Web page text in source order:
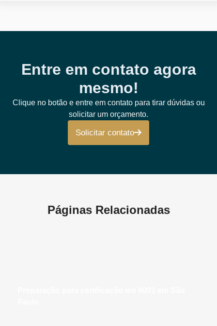
Entre em contato agora
mesmo!
Clique no botão e entre em contato para tirar dúvidas ou
solicitar um orçamento.
Solicitar contato
Páginas Relacionadas